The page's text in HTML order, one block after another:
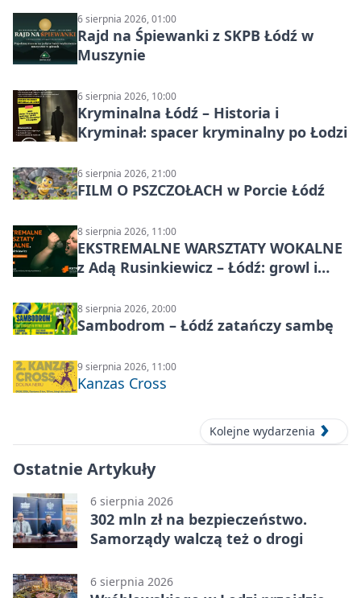
6 sierpnia 2026, 01:00
Rajd na Śpiewanki z SKPB Łódź w
Muszynie
6 sierpnia 2026, 10:00
Kryminalna Łódź – Historia i
Kryminał: spacer kryminalny po Łodzi
6 sierpnia 2026, 21:00
FILM O PSZCZOŁACH w Porcie Łódź
8 sierpnia 2026, 11:00
EKSTREMALNE WARSZTATY WOKALNE
z Adą Rusinkiewicz – Łódź: growl i
8 sierpnia 2026, 20:00
Sambodrom – Łódź zatańczy sambę
9 sierpnia 2026, 11:00
Kanzas Cross
Kolejne wydarzenia
Ostatnie Artykuły
6 sierpnia 2026
302 mln zł na bezpieczeństwo.
Samorządy walczą też o drogi
6 sierpnia 2026